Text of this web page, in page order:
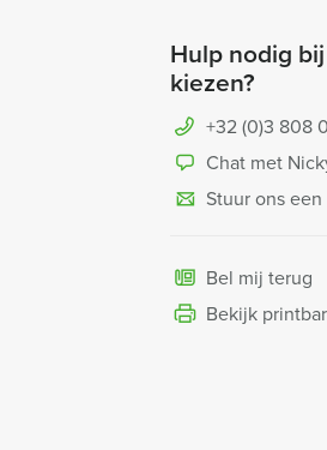
Hulp nodig
kiezen?
+32 (0)3 808
Chat met
Stuur ons
Bel mij terug
Bekijk